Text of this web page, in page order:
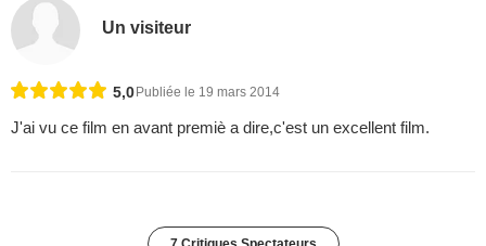
Un visiteur
5,0 Publiée le 19 mars 2014
J'ai vu ce film en avant premiè a dire,c'est un excellent film.